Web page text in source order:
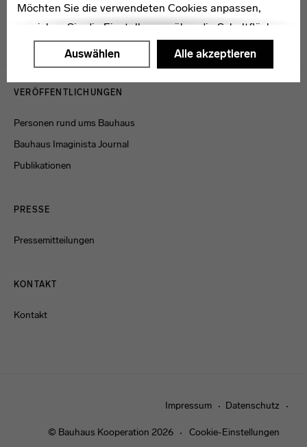
Möchten Sie die verwendeten Cookies anpassen,
erreichen Sie die Einstellungen über die Schaltfläche
"Auswählen".
Datenschutzerklärung
Auswählen Alle akzeptieren
Menulinks
VERÖFFENTLICHUNGEN
Personen rund ums Bauhaus
Bauhaus Imaginista Journal
Publikationen
PRESSE
Pressemitteilungen
KONTAKT
Kontakt
Impressum Datenschutz
© Bauhaus Kooperation 2026 Cookie-Einstellungen